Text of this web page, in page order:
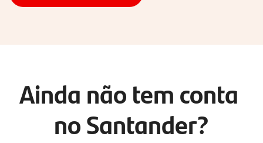
Ainda não tem conta
no Santander?